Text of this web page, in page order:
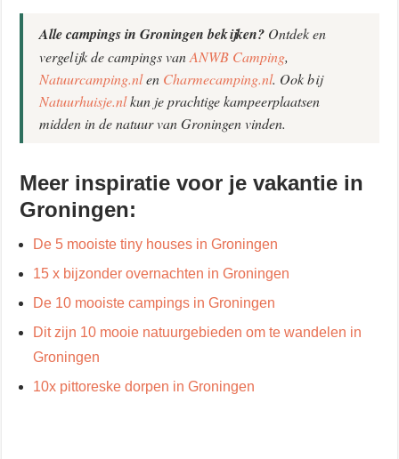
Alle campings in Groningen bekijken? Ontdek en
vergelijk de campings vanANWB Camping,
Natuurcamping.nlen Charmecamping.nl. Ook bij
Natuurhuisje.nlkun je prachtige kampeerplaatsen
midden in de natuur van Groningen vinden.
Meer inspiratie voor je vakantie in
Groningen:
De 5 mooiste tiny houses in Groningen
15 x bijzonder overnachten in Groningen
De 10 mooiste campings in Groningen
Dit zijn 10 mooie natuurgebieden om te wandelen in
Groningen
10x pittoreske dorpen in Groningen